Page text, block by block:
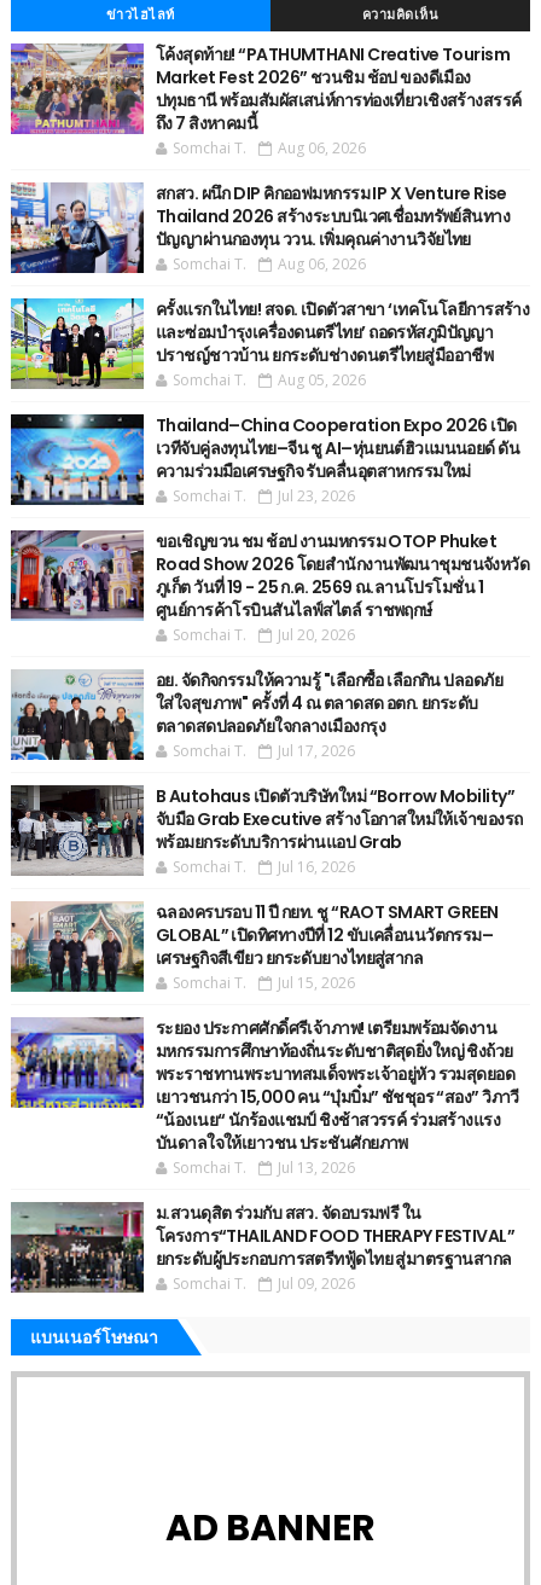
ข่าวไฮไลท์ ความคิดเห็น
โค้งสุดท้าย! “PATHUMTHANI Creative Tourism
Market Fest 2026” ชวนชิม ช้อป ของดีเมือง
ปทุมธานี พร้อมสัมผัสเสน่ห์การท่องเที่ยวเชิงสร้างสรรค์
ถึง 7 สิงหาคมนี้
Somchai T. Aug 06, 2026
สกสว. ผนึก DIP คิกออฟมหกรรม IP X Venture Rise
Thailand 2026 สร้างระบบนิเวศเชื่อมทรัพย์สินทาง
ปัญญาผ่านกองทุน ววน. เพิ่มคุณค่างานวิจัยไทย
Somchai T. Aug 06, 2026
ครั้งแรกในไทย! สจด. เปิดตัวสาขา ‘เทคโนโลยีการสร้าง
และซ่อมบำรุงเครื่องดนตรีไทย’ ​ถอดรหัสภูมิปัญญา
ปราชญ์ชาวบ้าน ยกระดับช่างดนตรีไทยสู่มืออาชีพ
Somchai T. Aug 05, 2026
Thailand–China Cooperation Expo 2026 เปิด
เวทีจับคู่ลงทุนไทย–จีน ชู AI–หุ่นยนต์ฮิวแมนนอยด์ ดัน
ความร่วมมือเศรษฐกิจ รับคลื่นอุตสาหกรรมใหม่
Somchai T. Jul 23, 2026
ขอเชิญขวน ชม ช้อป งานมหกรรม OTOP Phuket
Road Show 2026 โดยสำนักงานพัฒนาชุมชนจังหวัด
ภูเก็ต วันที่ 19 - 25 ก.ค. 2569 ณ.ลานโปรโมชั่น 1
ศูนย์การค้าโรบินสันไลฟ์สไตล์ ราชพฤกษ์
Somchai T. Jul 20, 2026
อย. จัดกิจกรรมให้ความรู้ "เลือกซื้อ เลือกกิน ปลอดภัย
ใส่ใจสุขภาพ" ครั้งที่ 4 ณ ตลาดสด อตก. ยกระดับ
ตลาดสดปลอดภัยใจกลางเมืองกรุง
Somchai T. Jul 17, 2026
B Autohaus เปิดตัวบริษัทใหม่ “Borrow Mobility”
จับมือ Grab Executive สร้างโอกาสใหม่ให้เจ้าของรถ
พร้อมยกระดับบริการผ่านแอป Grab
Somchai T. Jul 16, 2026
ฉลองครบรอบ 11 ปี กยท. ชู “RAOT SMART GREEN
GLOBAL” เปิดทิศทางปีที่ 12 ขับเคลื่อนนวัตกรรม–
เศรษฐกิจสีเขียว ยกระดับยางไทยสู่สากล
Somchai T. Jul 15, 2026
ระยอง ประกาศศักดิ์ศรีเจ้าภาพ! เตรียมพร้อมจัดงาน
มหกรรมการศึกษาท้องถิ่นระดับชาติสุดยิ่งใหญ่ ชิงถ้วย
พระราชทานพระบาทสมเด็จพระเจ้าอยู่หัว รวมสุดยอด
เยาวชนกว่า 15,000 คน “บุ๋มบิ๋ม” ชัชชุอร “สอง” วิภาวี
“น้องเนย“ นักร้องแชมป์ ชิงช้าสวรรค์ ร่วมสร้างแรง
บันดาลใจให้เยาวชน ประชันศักยภาพ
Somchai T. Jul 13, 2026
ม.สวนดุสิต ร่วมกับ สสว. จัดอบรมฟรี ใน
โครงการ“THAILAND FOOD THERAPY FESTIVAL”
ยกระดับผู้ประกอบการสตรีทฟู้ดไทย สู่มาตรฐานสากล
Somchai T. Jul 09, 2026
แบนเนอร์โษษณา
AD BANNER